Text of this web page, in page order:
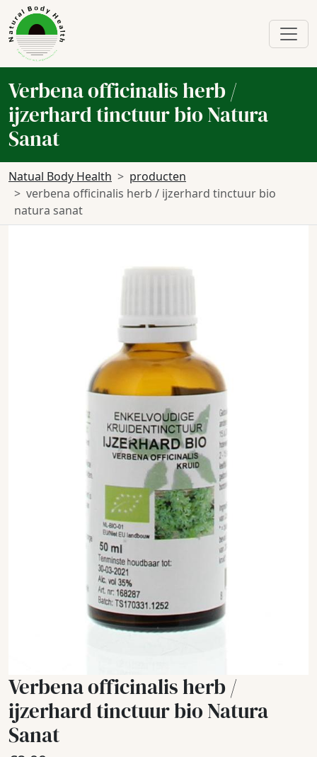
Verbena officinalis herb /
ijzerhard tinctuur bio Natura
Sanat
Natual Body Health
producten
verbena officinalis herb / ijzerhard tinctuur bio
natura sanat
Verbena officinalis herb /
ijzerhard tinctuur bio Natura
Sanat